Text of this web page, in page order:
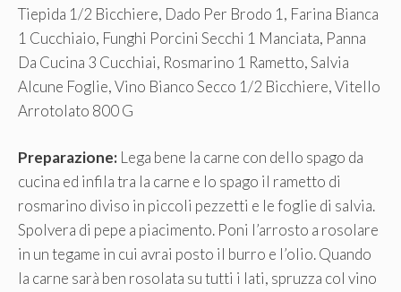
Tiepida 1/2 Bicchiere, Dado Per Brodo 1, Farina Bianca
1 Cucchiaio, Funghi Porcini Secchi 1 Manciata, Panna
Da Cucina 3 Cucchiai, Rosmarino 1 Rametto, Salvia
Alcune Foglie, Vino Bianco Secco 1/2 Bicchiere, Vitello
Arrotolato 800 G
Preparazione: Lega bene la carne con dello spago da
cucina ed infila tra la carne e lo spago il rametto di
rosmarino diviso in piccoli pezzetti e le foglie di salvia.
Spolvera di pepe a piacimento. Poni l’arrosto a rosolare
in un tegame in cui avrai posto il burro e l’olio. Quando
la carne sarà ben rosolata su tutti i lati, spruzza col vino